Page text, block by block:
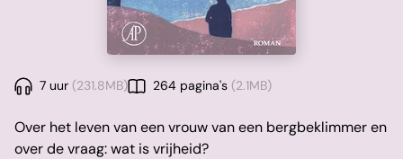
7 uur (231.8MB) 264 pagina's (2.1MB)
Over het leven van een vrouw van een bergbeklimmer en
over de vraag: wat is vrijheid?